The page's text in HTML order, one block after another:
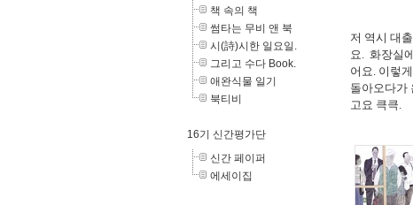
책 속의 책
썸타는 무비 앤 북
시(詩)시한 일요일.
그리고 수다 Book.
애완식물 일기
북티비
16기 신간평가단
신간 페이퍼
에세이집
저 역시 대
요. 화장실
어요. 이렇
돌아오다가
고요 큭큭.